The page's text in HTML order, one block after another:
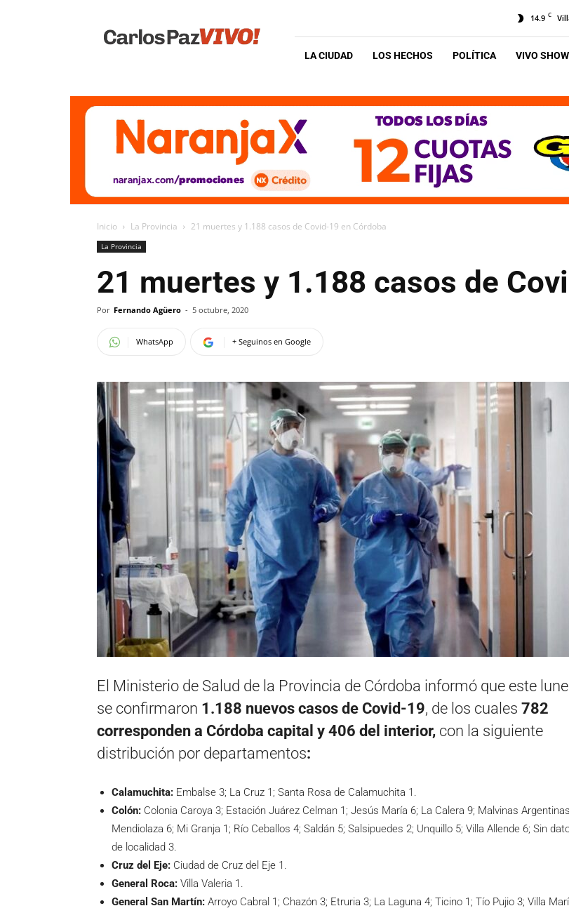
Vivo
14.9 C
LA CIUDAD LOS HECHOS POLÍTICA VIVO SHOW
Inicio La Provincia 21 muertes y 1.188 casos de Covid-19 en Córdoba
La Provincia
21 muertes y 1.188 casos de
Por Fernando Agüero - 5 octubre, 2020
WhatsApp + Seguinos en Google
El Ministerio de Salud de la Provincia de Córdoba informó que este
se confirmaron 1.188 nuevos casos de Covid-19, de los cuales 782
corresponden a Córdoba capital y 406 del interior, con la siguiente
distribución por departamentos:
Calamuchita: Embalse 3; La Cruz 1; Santa Rosa de Calamuchita 1.
Colón: Colonia Caroya 3; Estación Juárez Celman 1; Jesús María 6; La Calera 9; Malvinas
Mendiolaza 6; Mi Granja 1; Río Ceballos 4; Saldán 5; Salsipuedes 2; Unquillo 5; Villa Allende 6; Sin
de localidad 3.
Cruz del Eje: Ciudad de Cruz del Eje 1.
General Roca: Villa Valeria 1.
General San Martín: Arroyo Cabral 1; Chazón 3; Etruria 3; La Laguna 4; Ticino 1; Tío Pujio 3; Villa